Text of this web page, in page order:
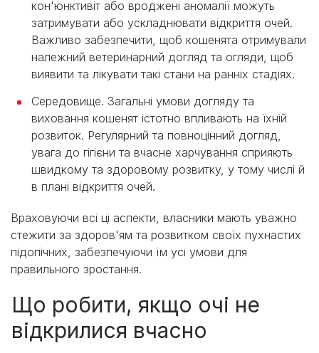
кон'юнктивіт або вроджені аномалії можуть
затримувати або ускладнювати відкриття очей.
Важливо забезпечити, щоб кошенята отримували
належний ветеринарний догляд та огляди, щоб
виявити та лікувати такі стани на ранніх стадіях.
Середовище. Загальні умови догляду та
виховання кошенят істотно впливають на їхній
розвиток. Регулярний та повноцінний догляд,
увага до гігієни та вчасне харчування сприяють
швидкому та здоровому розвитку, у тому числі й
в плані відкриття очей.
Враховуючи всі ці аспекти, власники мають уважно
стежити за здоров'ям та розвитком своїх пухнастих
підопічних, забезпечуючи їм усі умови для
правильного зростання.
Що робити, якщо очі не
відкрилися вчасно